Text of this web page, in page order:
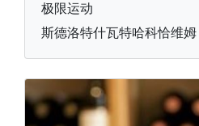
极限运动
斯德洛特什瓦特哈科恰维